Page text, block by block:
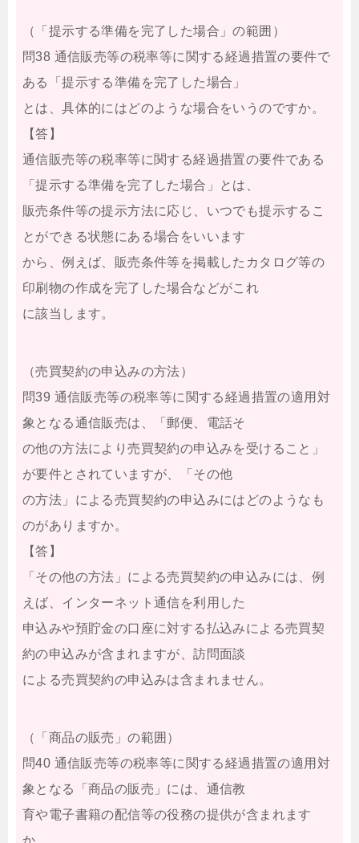
（「提示する準備を完了した場合」の範囲）
問38 通信販売等の税率等に関する経過措置の要件で
ある「提示する準備を完了した場合」
とは、具体的にはどのような場合をいうのですか。
【答】
通信販売等の税率等に関する経過措置の要件である
「提示する準備を完了した場合」とは、
販売条件等の提示方法に応じ、いつでも提示するこ
とができる状態にある場合をいいます
から、例えば、販売条件等を掲載したカタログ等の
印刷物の作成を完了した場合などがこれ
に該当します。
（売買契約の申込みの方法）
問39 通信販売等の税率等に関する経過措置の適用対
象となる通信販売は、「郵便、電話そ
の他の方法により売買契約の申込みを受けること」
が要件とされていますが、「その他
の方法」による売買契約の申込みにはどのようなも
のがありますか。
【答】
「その他の方法」による売買契約の申込みには、例
えば、インターネット通信を利用した
申込みや預貯金の口座に対する払込みによる売買契
約の申込みが含まれますが、訪問面談
による売買契約の申込みは含まれません。
（「商品の販売」の範囲）
問40 通信販売等の税率等に関する経過措置の適用対
象となる「商品の販売」には、通信教
育や電子書籍の配信等の役務の提供が含まれます
か。